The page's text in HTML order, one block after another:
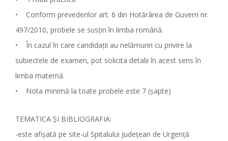
• Conform prevederilor art. 6 din Hotărârea de Guvern nr.
497/2010, probele se susţin în limba română.
• În cazul în care candidaţii au nelămuriri cu privire la
subiectele de examen, pot solicita detalii în acest sens în
limba maternă.
• Nota minimă la toate probele este 7 (şapte)
TEMATICA ŞI BIBLIOGRAFIA:
-este afişată pe site-ul Spitalului Judeţean de Urgenţă